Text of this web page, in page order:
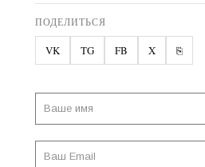
ПОДЕЛИТЬСЯ
VK TG FB X ⎘